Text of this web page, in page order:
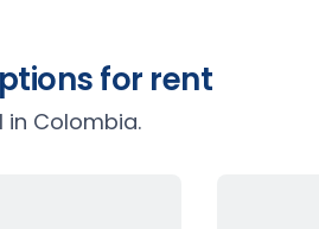
for rent
in Colombia.